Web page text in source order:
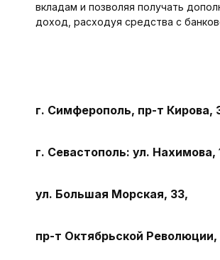
вкладам и позволяя получать
доход, расходуя средства с
г. Симферополь, пр-т Кирова,
г. Севастополь: ул. Нахимова,
ул. Большая Морская, 33,
пр-т Октябрьской Революции,